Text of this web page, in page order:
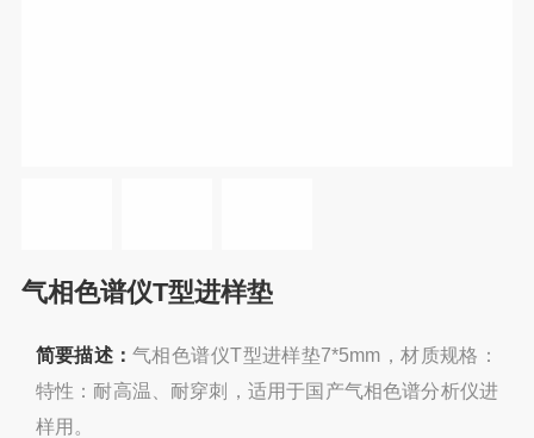
气相色谱仪T型进样垫
简要描述： 气相色谱仪T型进样垫7*5mm，材质规格：
特性：耐高温、耐穿刺，适用于国产气相色谱分析仪进
样用。